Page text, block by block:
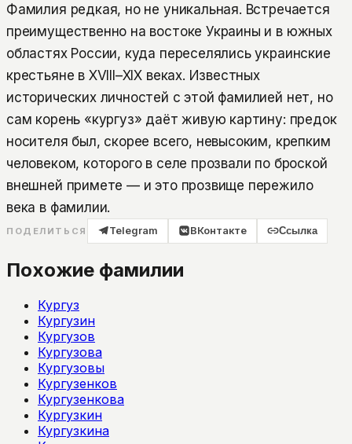
Фамилия редкая, но не уникальная. Встречается
преимущественно на востоке Украины и в южных
областях России, куда переселялись украинские
крестьяне в XVIII–XIX веках. Известных
исторических личностей с этой фамилией нет, но
сам корень «кургуз» даёт живую картину: предок
носителя был, скорее всего, невысоким, крепким
человеком, которого в селе прозвали по броской
внешней примете — и это прозвище пережило
века в фамилии.
ПОДЕЛИТЬСЯ Telegram ВКонтакте Ссылка
Похожие фамилии
Кургуз
Кургузин
Кургузов
Кургузова
Кургузовы
Кургузенков
Кургузенкова
Кургузкин
Кургузкина